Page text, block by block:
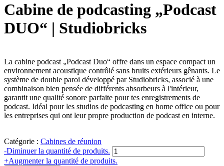
Cabine de podcasting „Podcast
DUO“ | Studiobricks
La cabine podcast „Podcast Duo“ offre dans un espace compact un
environnement acoustique contrôlé sans bruits extérieurs gênants. Le
système de double paroi développé par Studiobricks, associé à une
combinaison bien pensée de différents absorbeurs à l'intérieur,
garantit une qualité sonore parfaite pour tes enregistrements de
podcast. Idéal pour les studios de podcasting en home office ou pour
les entreprises qui ont leur propre production de podcast en interne.
Catégorie : Cabines de réunion
-Diminuer la quantité de produits. Quantité
Podcast-
+Augmenter la quantité de produits.